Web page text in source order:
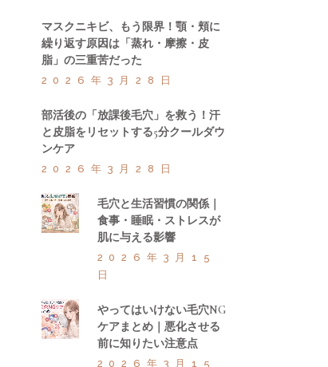
マスクニキビ、もう限界！顎・頬に
繰り返す原因は「蒸れ・摩擦・皮
脂」の三重苦だった
2026年3月28日
部活後の「放課後毛穴」を救う！汗
と皮脂をリセットする5分クールダウ
ンケア
2026年3月28日
毛穴と生活習慣の関係｜
食事・睡眠・ストレスが
肌に与える影響
2026年3月15
日
やってはいけない毛穴NG
ケアまとめ｜悪化させる
前に知りたい注意点
2026年3月15